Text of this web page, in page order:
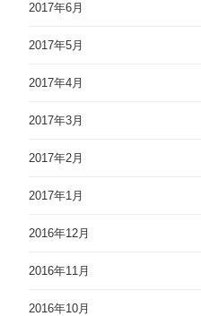
2017年6月
2017年5月
2017年4月
2017年3月
2017年2月
2017年1月
2016年12月
2016年11月
2016年10月